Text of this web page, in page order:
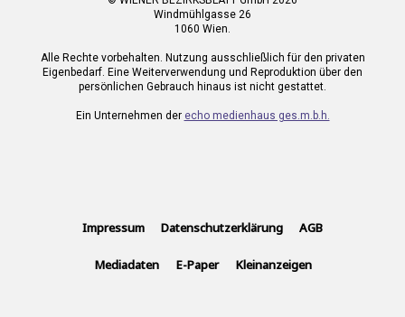
Windmühlgasse 26
1060 Wien.
Alle Rechte vorbehalten. Nutzung ausschließlich für den privaten
Eigenbedarf. Eine Weiterverwendung und Reproduktion über den
persönlichen Gebrauch hinaus ist nicht gestattet.
Ein Unternehmen der echo medienhaus ges.m.b.h.
Impressum Datenschutzerklärung AGB
Mediadaten E-Paper Kleinanzeigen